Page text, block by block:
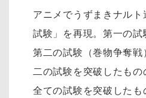
アニメでうずまきナル
試験」を再現。第一の試
第二の試験（巻物争奪
二の試験を突破したも
全ての試験を突破したも